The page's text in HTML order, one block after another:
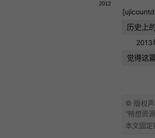
2012
历史上
2013
觉得这
© 版权声
“畅想资源
本文固定